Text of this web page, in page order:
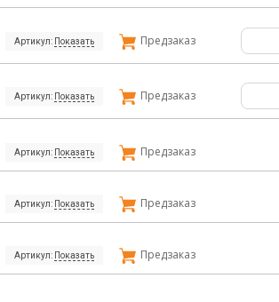
Артикул: Показать Предзаказ
Артикул: Показать Предзаказ
Артикул: Показать Предзаказ
Артикул: Показать Предзаказ
Артикул: Показать Предзаказ